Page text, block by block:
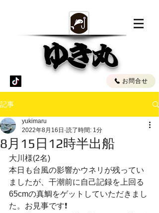
ゆき丸
お問合せ
記事
8月15日12時半出船
yukimaru
2022年8月16日 読了時間: 1分
大川様(2名)
本日も台風の影響かウネリが残ってい
ましたが、干潮前に自己記録を上回る
65cmの真鯛をゲットしていただきまし
た。お見事です❗️